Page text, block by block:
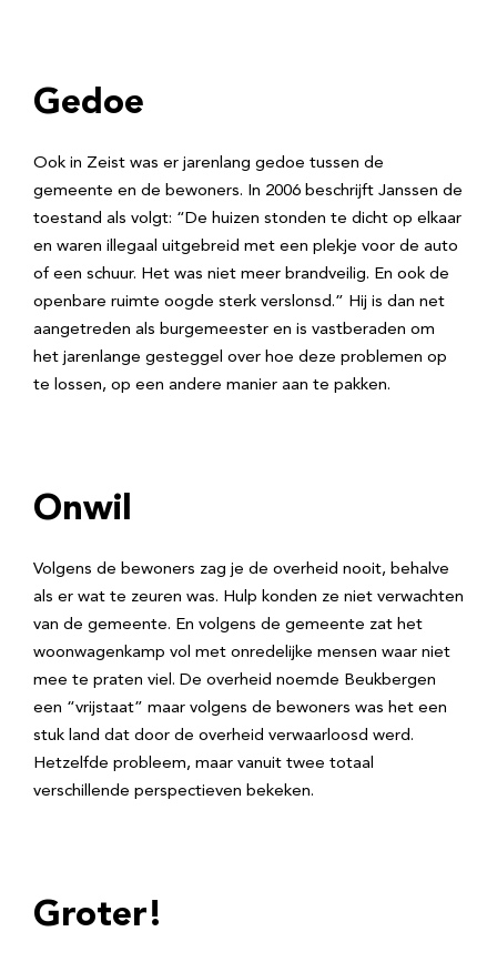
Gedoe
Ook in Zeist was er jarenlang gedoe tussen de
gemeente en de bewoners. In 2006 beschrijft Janssen de
toestand als volgt: “De huizen stonden te dicht op elkaar
en waren illegaal uitgebreid met een plekje voor de auto
of een schuur. Het was niet meer brandveilig. En ook de
openbare ruimte oogde sterk verslonsd.” Hij is dan net
aangetreden als burgemeester en is vastberaden om
het jarenlange gesteggel over hoe deze problemen op
te lossen, op een andere manier aan te pakken.
Onwil
Volgens de bewoners zag je de overheid nooit, behalve
als er wat te zeuren was. Hulp konden ze niet verwachten
van de gemeente. En volgens de gemeente zat het
woonwagenkamp vol met onredelijke mensen waar niet
mee te praten viel. De overheid noemde Beukbergen
een “vrijstaat” maar volgens de bewoners was het een
stuk land dat door de overheid verwaarloosd werd.
Hetzelfde probleem, maar vanuit twee totaal
verschillende perspectieven bekeken.
Groter!